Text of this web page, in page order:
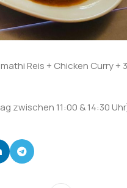
Reis + Chicken Curry +
zwischen 11:00 & 14:30